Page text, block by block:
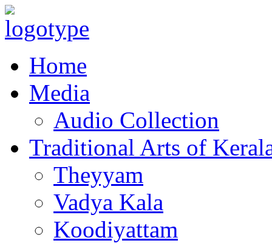
Home
Media
Audio Collection
Traditional Arts of
Theyyam
Vadya Kala
Koodiyattam